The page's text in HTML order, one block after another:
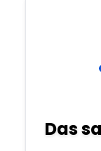
Das